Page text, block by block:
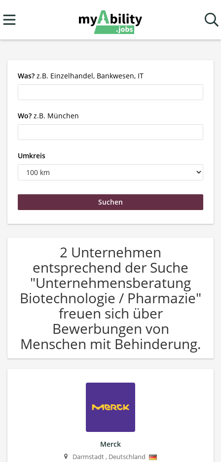
Was? z.B. Einzelhandel, Bankwesen, IT
Wo? z.B. München
Umkreis
2 Unternehmen
entsprechend der Suche
"Unternehmensberatung
Biotechnologie / Pharmazie"
freuen sich über
Bewerbungen von
Menschen mit Behinderung.
Merck
Darmstadt, Deutschland